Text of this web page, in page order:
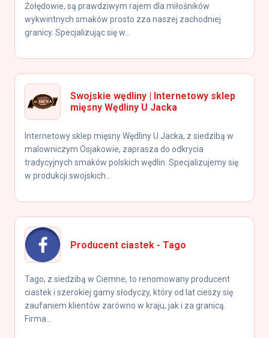
Żołędowie, są prawdziwym rajem dla miłośników
wykwintnych smaków prosto zza naszej zachodniej
granicy. Specjalizując się w...
Swojskie wędliny | Internetowy sklep
mięsny Wędliny U Jacka
Internetowy sklep mięsny Wędliny U Jacka, z siedzibą w
malowniczym Osjakowie, zaprasza do odkrycia
tradycyjnych smaków polskich wędlin. Specjalizujemy się
w produkcji swojskich...
Producent ciastek - Tago
Tago, z siedzibą w Ciemne, to renomowany producent
ciastek i szerokiej gamy słodyczy, który od lat cieszy się
zaufaniem klientów zarówno w kraju, jak i za granicą.
Firma...